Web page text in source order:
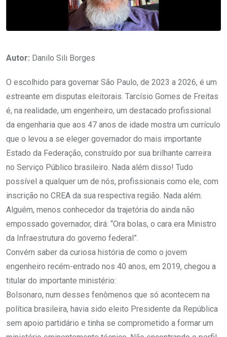
Autor: Danilo Sili Borges
O escolhido para governar São Paulo, de 2023 a 2026, é um
estreante em disputas eleitorais. Tarcísio Gomes de Freitas
é, na realidade, um engenheiro, um destacado profissional
da engenharia que aos 47 anos de idade mostra um currículo
que o levou a se eleger governador do mais importante
Estado da Federação, construído por sua brilhante carreira
no Serviço Público brasileiro. Nada além disso! Tudo
possível a qualquer um de nós, profissionais como ele, com
inscrição no CREA da sua respectiva região. Nada além.
Alguém, menos conhecedor da trajetória do ainda não
empossado governador, dirá: “Ora bolas, o cara era Ministro
da Infraestrutura do governo federal”.
Convém saber da curiosa história de como o jovem
engenheiro recém-entrado nos 40 anos, em 2019, chegou a
titular do importante ministério:
Bolsonaro, num desses fenômenos que só acontecem na
política brasileira, havia sido eleito Presidente da República
sem apoio partidário e tinha se comprometido a formar um